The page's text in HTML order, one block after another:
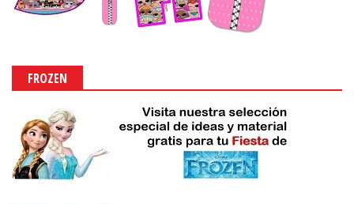
FROZEN